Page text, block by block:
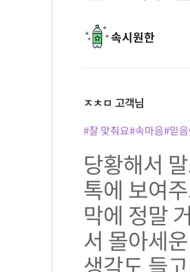
속시원한
ㅈㅊㅁ 고객님
#잘 맞춰요#속마음#믿
당황해서
톡에 보여
막에 정말
서 몰아세
생각도 들